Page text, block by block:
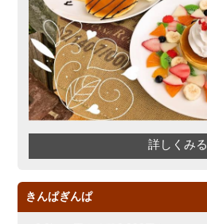
詳しくみる
きんぱぎんぱ